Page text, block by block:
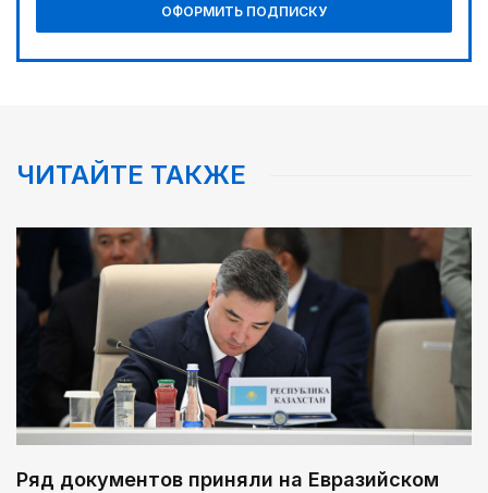
ОФОРМИТЬ ПОДПИСКУ
ЧИТАЙТЕ ТАКЖЕ
Ряд документов приняли на Евразийском